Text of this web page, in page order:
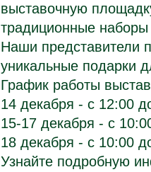
выставочную
традиционные
Наши представители
уникальные подарки
График работы
14 декабря - с 12:00
15-17 декабря - с
18 декабря - с 10:00
Узнайте подробную